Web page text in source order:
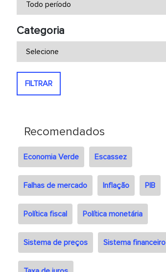
Categoria
FILTRAR
Recomendados
Economia Verde Escassez
Falhas de mercado Inflação PIB
Política fiscal Política monetária
Sistema de preços Sistema financeiro